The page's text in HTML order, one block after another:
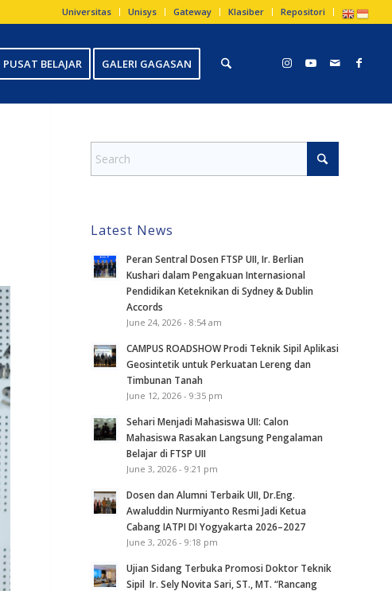
Universitas Unisys Gateway Klasiber Repositori
PUSAT BELAJAR GALERI GAGASAN
Latest News
Peran Sentral Dosen FTSP UII, Ir. Berlian
Kushari dalam Pengakuan Internasional
Pendidikan Keteknikan di Sydney & Dublin
Accords
June 24, 2026 - 8:54 am
CAMPUS ROADSHOW Prodi Teknik Sipil Aplikasi
Geosintetik untuk Perkuatan Lereng dan
Timbunan Tanah
June 12, 2026 - 9:35 pm
Sehari Menjadi Mahasiswa UII: Calon
Mahasiswa Rasakan Langsung Pengalaman
Belajar di FTSP UII
June 3, 2026 - 9:21 pm
Dosen dan Alumni Terbaik UII, Dr.Eng.
Awaluddin Nurmiyanto Resmi Jadi Ketua
Cabang IATPI DI Yogyakarta 2026–2027
June 3, 2026 - 9:18 pm
Ujian Sidang Terbuka Promosi Doktor Teknik
Sipil Ir. Sely Novita Sari, ST., MT. “Rancang